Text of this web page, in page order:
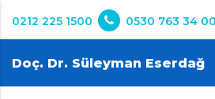
0212 225 1500 0530 763 34 00
Doç. Dr. Süleyman Eserdağ